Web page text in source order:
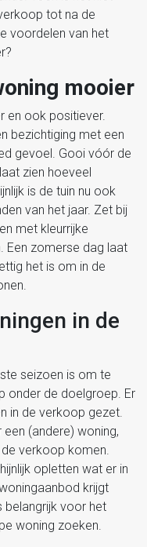
tot na de
voordelen van het
mooier
en ook positiever.
bezichtiging met een
gevoel. Gooi vóór de
zien hoeveel
is de tuin nu ook
van het jaar. Zet bij
met kleurrijke
Een zomerse dag laat
het is om in de
in de
seizoen is om te
onder de doelgroep. Er
in de verkoop gezet.
(andere) woning,
verkoop komen.
opletten wat er in
krijgt
belangrijk voor het
woning zoeken.